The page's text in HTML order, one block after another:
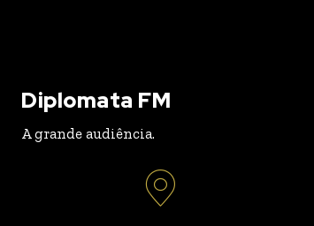
Diplomata FM
A grande audiência.